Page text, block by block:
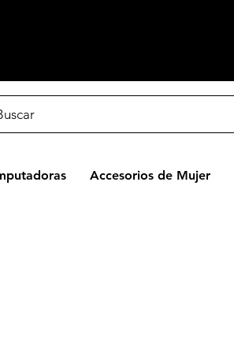
Accesorios de Mujer